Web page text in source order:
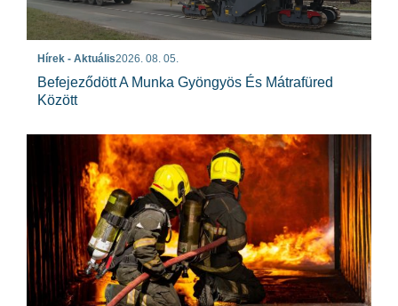
Hírek - Aktuális2026. 08. 05.
Befejeződött A Munka Gyöngyös És Mátrafüred
Között